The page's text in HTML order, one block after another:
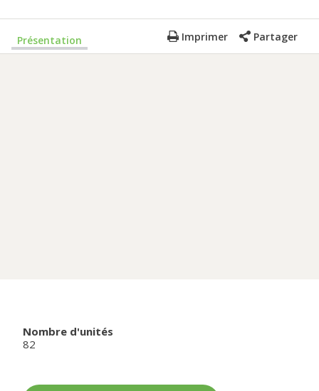
Présentation Imprimer Partager
Nombre d'unités
82